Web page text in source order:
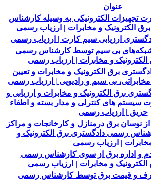
عنوان
تجهیزات الکترونیکی به وسیله کارشناس
الکترونیک و مخابرات | ارزیاب رسمی
ارزیابی سیم کارت | ارزیاب رسمی
بی سیم توسط کارشناس رسمی
و مخابرات | ارزیاب رسمی
برق الکترونیک و مخابرات و تعیین
بی سیم و رادیویی | ارزیاب رسمی
برق الکترونیک و مخابرات و ارزیابی و
سیستم های کنترلی و مدار بسته و اطفاء
حریق | ارزیاب رسمی
نوسان برق درمنازل و کارخانجات و مراکز
رسمی دادگستری برق الکترونیک و
| ارزیاب رسمی
و اداره برق از سوی کارشناس رسمی
و مخابرات | ارزیاب رسمی
و قیمت برق توسط کارشناس رسمی